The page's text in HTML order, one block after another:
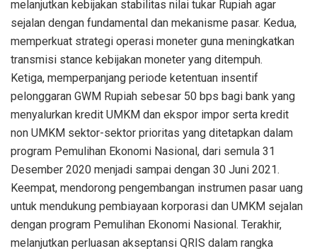
melanjutkan kebijakan stabilitas nilai tukar Rupiah agar
sejalan dengan fundamental dan mekanisme pasar. Kedua,
memperkuat strategi operasi moneter guna meningkatkan
transmisi stance kebijakan moneter yang ditempuh.
Ketiga, memperpanjang periode ketentuan insentif
pelonggaran GWM Rupiah sebesar 50 bps bagi bank yang
menyalurkan kredit UMKM dan ekspor impor serta kredit
non UMKM sektor-sektor prioritas yang ditetapkan dalam
program Pemulihan Ekonomi Nasional, dari semula 31
Desember 2020 menjadi sampai dengan 30 Juni 2021.
Keempat, mendorong pengembangan instrumen pasar uang
untuk mendukung pembiayaan korporasi dan UMKM sejalan
dengan program Pemulihan Ekonomi Nasional. Terakhir,
melanjutkan perluasan akseptansi QRIS dalam rangka